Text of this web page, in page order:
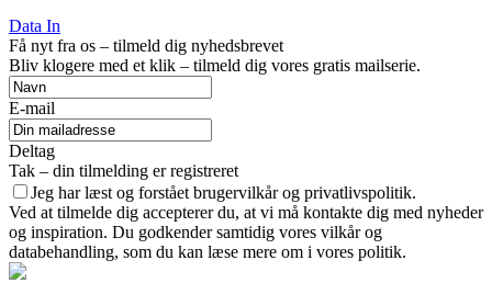
Data In
Få nyt fra os – tilmeld dig nyhedsbrevet
Bliv klogere med et klik – tilmeld dig vores gratis mailserie.
E-mail
Deltag
Tak – din tilmelding er registreret
Jeg har læst og forstået brugervilkår og privatlivspolitik.
Ved at tilmelde dig accepterer du, at vi må kontakte dig med nyheder
og inspiration. Du godkender samtidig vores vilkår og
databehandling, som du kan læse mere om i vores politik.